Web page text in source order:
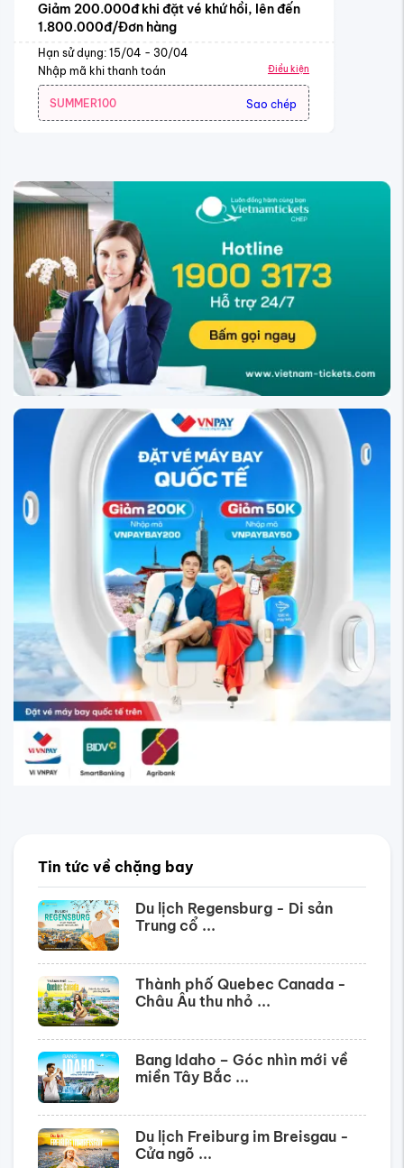
Giảm 200.000đ khi đặt vé khứ hồi, lên đến
1.800.000đ/Đơn hàng
Hạn sử dụng: 15/04 - 30/04
Nhập mã khi thanh toán
Điều kiện
SUMMER100 Sao chép
Tin tức về chặng bay
Du lịch Regensburg - Di sản
Trung cổ ...
Thành phố Quebec Canada -
Châu Âu thu nhỏ ...
Bang Idaho – Góc nhìn mới về
miền Tây Bắc ...
Du lịch Freiburg im Breisgau -
Cửa ngõ ...